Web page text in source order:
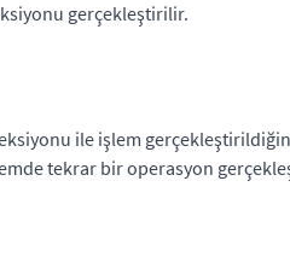
gerçekleştirilir.
ile işlem
tekrar bir operasyon